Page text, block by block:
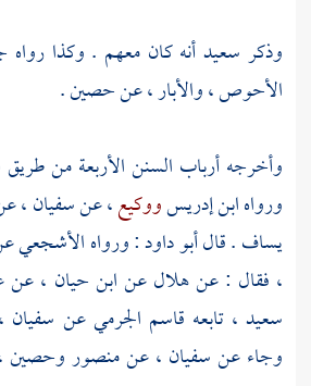
وذكر سعيدأنه كان معهم . وكذا رواه
الأحوص،والأبار، عنحصين.
وأخرجه أرباب السنن الأربعة من طريق
ورواهابن إدريسووكيع، عنسفيان،
يساف. قالأبو داود: ورواهالأشجعي
، فقال : عنهلالعنابن حيان ، عن
سعيد ، تابعه قاسم الجرميعن سفيان
وجاء عنسفيان ، عنمنصوروحصين